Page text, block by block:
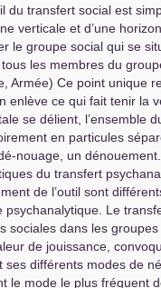
du transfert social est
verticale et d’une
le groupe social qui se
tous les membres du
Armée) Ce point unique
enlève ce qui fait tenir la
se délient, l’ensemble
en particules
nouage, un
du transfert
de l’outil sont
psychanalytique. Le
sociales dans les
de jouissance,
ses différents modes de
le mode le plus fréquent